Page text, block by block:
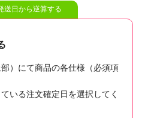
送日から逆算する
部）にて商品の各仕様（必須項
いる注文確定日を選択してく